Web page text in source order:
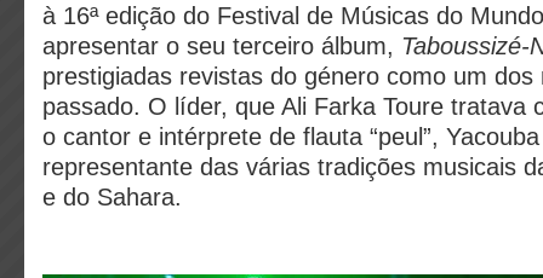
à 16ª edição do Festival de Músicas do
apresentar o seu terceiro álbum, Taboussizé-
prestigiadas revistas do género como um dos
passado. O líder, que Ali Farka Toure tratava
o cantor e intérprete de flauta “peul”,
representante das várias tradições musicais
e do Sahara.